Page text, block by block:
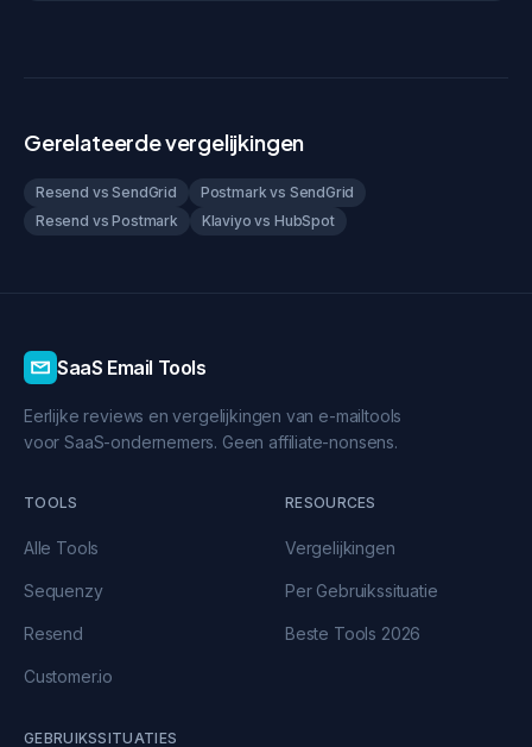
Gerelateerde vergelijkingen
Resend vs SendGrid
Postmark vs SendGrid
Resend vs Postmark
Klaviyo vs HubSpot
SaaS Email Tools
Eerlijke reviews en vergelijkingen van e-mailtools
voor SaaS-ondernemers. Geen affiliate-nonsens.
TOOLS
Alle Tools
Sequenzy
Resend
Customer.io
RESOURCES
Vergelijkingen
Per Gebruikssituatie
Beste Tools 2026
GEBRUIKSSITUATIES